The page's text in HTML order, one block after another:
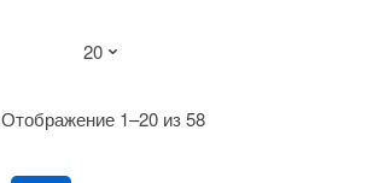
Отображение 1–20 из 58Сортировка: